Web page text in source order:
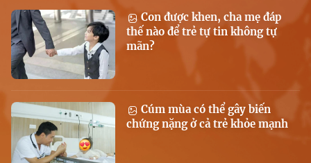
Con được khen, cha mẹ đáp
thế nào để trẻ tự tin không tự
mãn?
Cúm mùa có thể gây biến
chứng nặng ở cả trẻ khỏe mạnh